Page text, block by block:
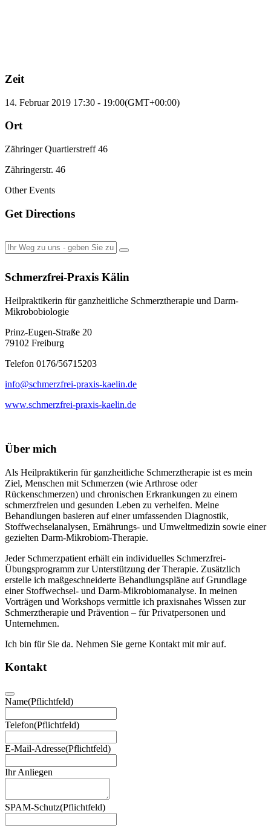
Zeit
14. Februar 2019 17:30 - 19:00(GMT+00:00)
Ort
Zähringer Quartierstreff 46
Zähringerstr. 46
Other Events
Get Directions
Schmerzfrei-Praxis Kälin
Heilpraktikerin für ganzheitliche Schmerztherapie und Darm-
Mikrobobiologie
Prinz-Eugen-Straße 20
79102 Freiburg
Telefon 0176/56715203
info@schmerzfrei-praxis-kaelin.de
www.schmerzfrei-praxis-kaelin.de
Über mich
Als Heilpraktikerin für ganzheitliche Schmerztherapie ist es mein
Ziel, Menschen mit Schmerzen (wie Arthrose oder
Rückenschmerzen) und chronischen Erkrankungen zu einem
schmerzfreien und gesunden Leben zu verhelfen. Meine
Behandlungen basieren auf einer umfassenden Diagnostik,
Stoffwechselanalysen, Ernährungs- und Umweltmedizin sowie einer
gezielten Darm-Mikrobiom-Therapie.
Jeder Schmerzpatient erhält ein individuelles Schmerzfrei-
Übungsprogramm zur Unterstützung der Therapie. Zusätzlich
erstelle ich maßgeschneiderte Behandlungspläne auf Grundlage
einer Stoffwechsel- und Darm-Mikrobiomanalyse. In meinen
Vorträgen und Workshops vermittle ich praxisnahes Wissen zur
Schmerztherapie und Prävention – für Privatpersonen und
Unternehmen.
Ich bin für Sie da. Nehmen Sie gerne Kontakt mit mir auf.
Kontakt
Name(Pflichtfeld)
Telefon(Pflichtfeld)
E-Mail-Adresse(Pflichtfeld)
Ihr Anliegen
SPAM-Schutz(Pflichtfeld)